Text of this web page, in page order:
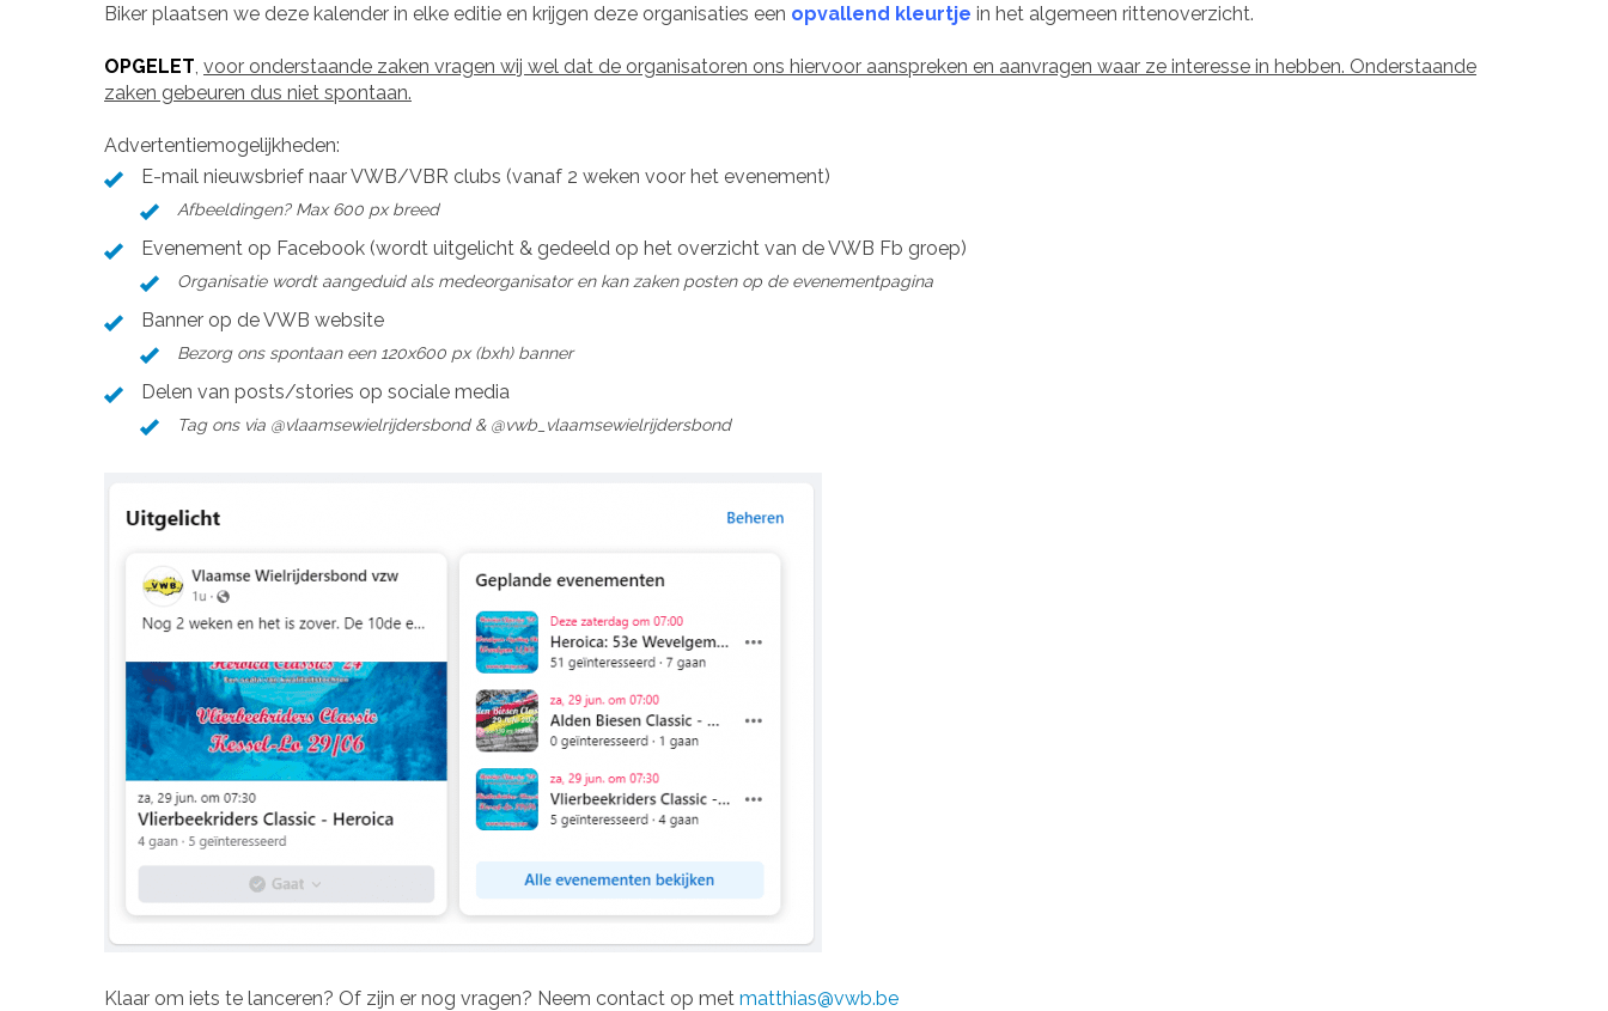
Biker plaatsen we deze kalender in elke editie en krijgen deze organisaties een opvallend kleurtje in het algemeen rittenoverzicht.
OPGELET, voor onderstaande zaken vragen wij wel dat de organisatoren ons hiervoor aanspreken en aanvragen waar ze interesse in hebben. Onderstaande
zaken gebeuren dus niet spontaan.
Advertentiemogelijkheden:
E-mail nieuwsbrief naar VWB/VBR clubs (vanaf 2 weken voor het evenement)
Afbeeldingen? Max 600 px breed
Evenement op Facebook (wordt uitgelicht & gedeeld op het overzicht van de VWB Fb groep)
Organisatie wordt aangeduid als medeorganisator en kan zaken posten op de evenementpagina
Banner op de VWB website
Bezorg ons spontaan een 120x600 px (bxh) banner
Delen van posts/stories op sociale media
Tag ons via @vlaamsewielrijdersbond & @vwb_vlaamsewielrijdersbond
Klaar om iets te lanceren? Of zijn er nog vragen? Neem contact op met matthias@vwb.be